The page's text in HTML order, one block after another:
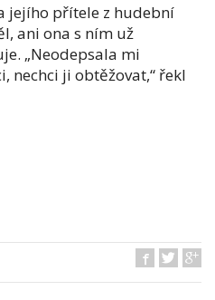
jejího přítele z hudební
ani ona s ním už
„Neodepsala mi
nechci ji obtěžovat,“ řekl